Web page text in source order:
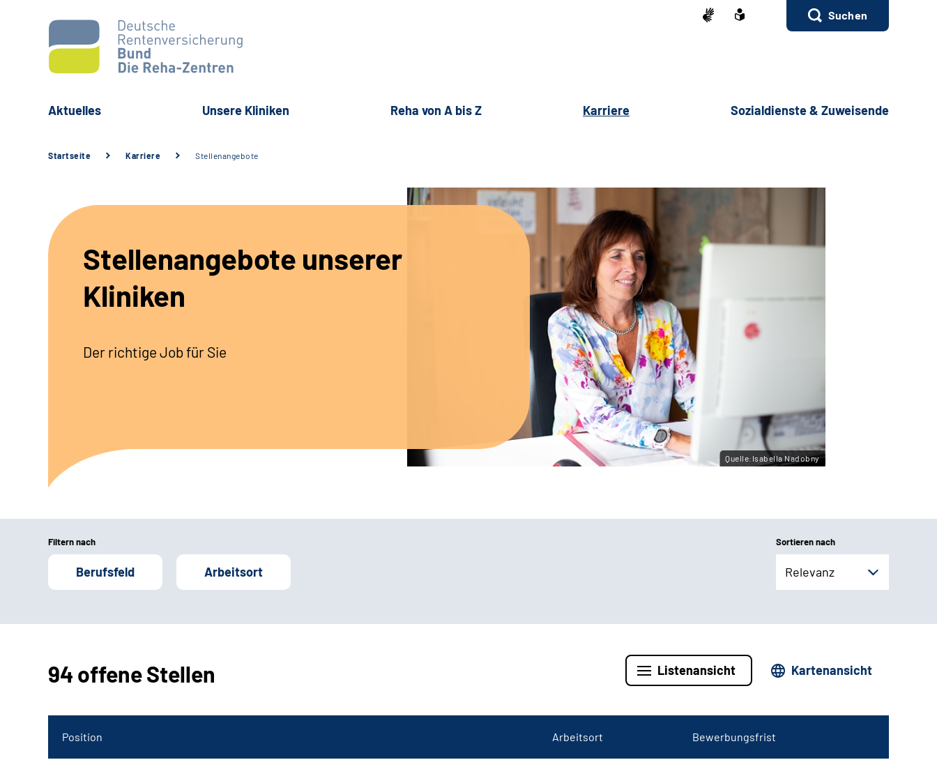
Suchen
Aktuelles Unsere Kliniken Reha von A bis Z Karriere Sozialdienste & Zuweisende
Startseite Karriere Stellenangebote
Stellenangebote unserer
Kliniken
Der richtige Job für Sie
Quelle:Isabella Nadobny
Filtern nach
Berufsfeld Arbeitsort
Sortieren nach
Relevanz
94 offene Stellen Listenansicht Kartenansicht
Position Arbeitsort Bewerbungsfrist